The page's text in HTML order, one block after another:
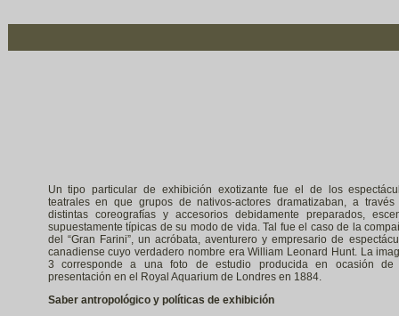
Un tipo particular de exhibición exotizante fue el de los
teatrales en que grupos de nativos-actores dramatizaban, a través
distintas coreografías y accesorios debidamente preparados,
supuestamente típicas de su modo de vida. Tal fue el caso de la
del “Gran Farini”, un acróbata, aventurero y empresario de
canadiense cuyo verdadero nombre era William Leonard Hunt. La
3 corresponde a una foto de estudio producida en ocasión de
presentación en el Royal Aquarium de Londres en 1884.
Saber antropológico y políticas de exhibición